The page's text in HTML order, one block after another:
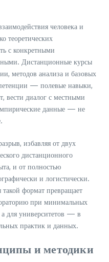
человека и
теоретических
с конкретными
Дистанционные курсы
методов анализа и базовых
— полевые навыки,
вести диалог с местными
данные — не
избавляя от двух
дистанционного
и от полностью
и логистически.
формат превращает
при минимальных
для университетов — в
практик и данных.
и методики